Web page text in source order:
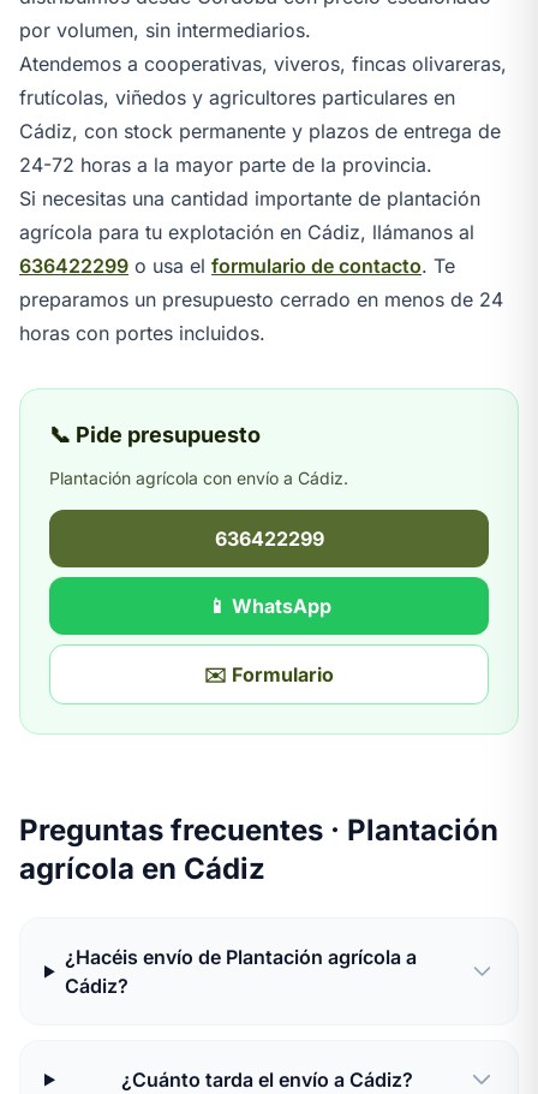
por volumen, sin intermediarios.
Atendemos a cooperativas, viveros, fincas olivareras,
frutícolas, viñedos y agricultores particulares en
Cádiz, con stock permanente y plazos de entrega de
24-72 horas a la mayor parte de la provincia.
Si necesitas una cantidad importante de plantación
agrícola para tu explotación en Cádiz, llámanos al
636422299 o usa el formulario de contacto. Te
preparamos un presupuesto cerrado en menos de 24
horas con portes incluidos.
📞 Pide presupuesto
Plantación agrícola con envío a Cádiz.
636422299
📱 WhatsApp
✉️ Formulario
Preguntas frecuentes · Plantación
agrícola en Cádiz
¿Hacéis envío de Plantación agrícola a
Cádiz?
¿Cuánto tarda el envío a Cádiz?